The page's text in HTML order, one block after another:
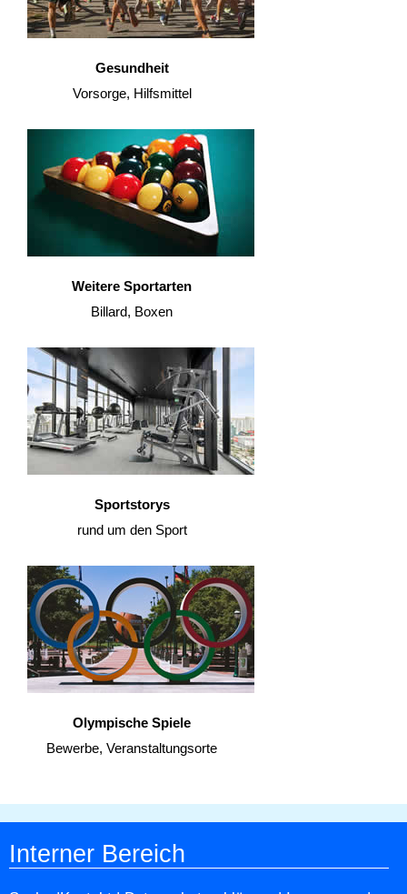
Gesundheit
Vorsorge, Hilfsmittel
Weitere Sportarten
Billard, Boxen
Sportstorys
rund um den Sport
Olympische Spiele
Bewerbe, Veranstaltungsorte
Interner Bereich